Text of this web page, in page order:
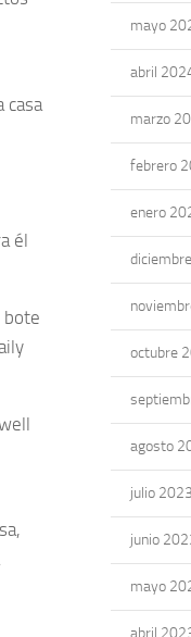
casa
él
bote
mayo
abril
marzo
febrero
enero
octubre
agosto
julio 2023
junio
mayo
abril